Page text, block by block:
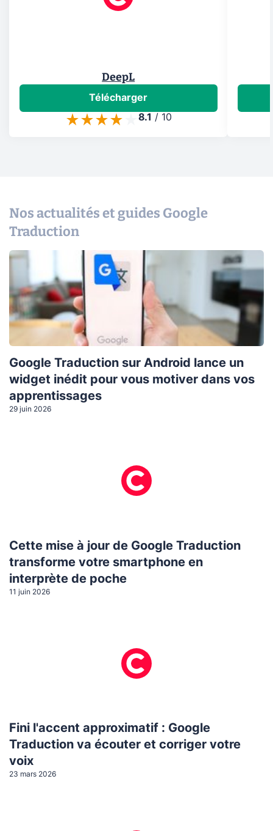
DeepL
Télécharger
8.1
/ 10
Nos actualités et guides Google
Traduction
Google Traduction sur Android lance un
widget inédit pour vous motiver dans vos
apprentissages
29 juin 2026
Cette mise à jour de Google Traduction
transforme votre smartphone en
interprète de poche
11 juin 2026
Fini l'accent approximatif : Google
Traduction va écouter et corriger votre
voix
23 mars 2026